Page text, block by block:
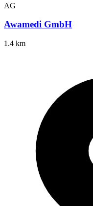
AG
Awamedi GmbH
1.4 km